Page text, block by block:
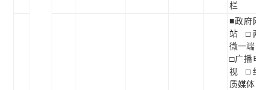
栏
■政府网
站 □两
微一端
□广播电
视 □纸
质媒体